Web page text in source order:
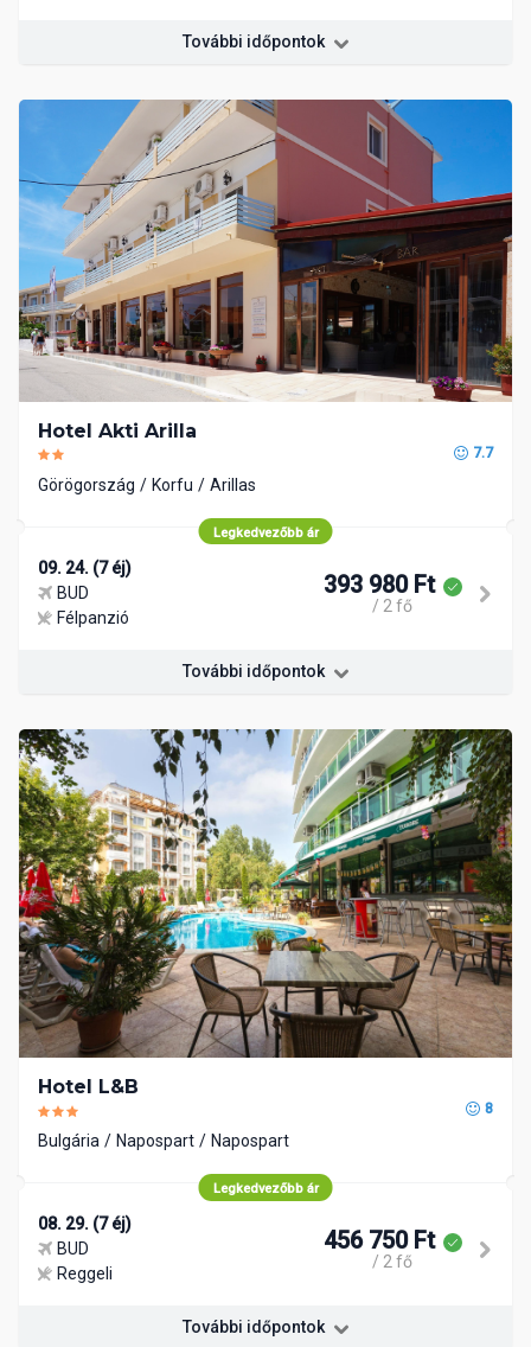
További időpontok
Hotel Akti Arilla
7.7
Görögország Korfu Arillas
Legkedvezőbb ár
09. 24. (7 éj)
BUD
Félpanzió
393 980 Ft
/ 2 fő
További időpontok
Hotel L&B
8
Bulgária Napospart Napospart
Legkedvezőbb ár
08. 29. (7 éj)
BUD
Reggeli
456 750 Ft
/ 2 fő
További időpontok